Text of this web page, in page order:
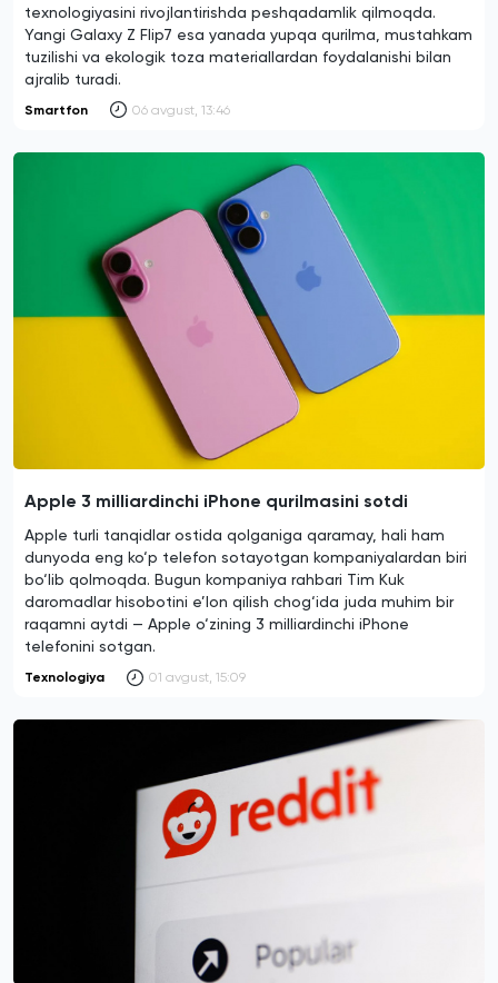
texnologiyasini rivojlantirishda peshqadamlik qilmoqda.
Yangi Galaxy Z Flip7 esa yanada yupqa qurilma, mustahkam
tuzilishi va ekologik toza materiallardan foydalanishi bilan
ajralib turadi.
Smartfon 06 avgust, 13:46
Apple 3 milliardinchi iPhone qurilmasini sotdi
Apple turli tanqidlar ostida qolganiga qaramay, hali ham
dunyoda eng ko‘p telefon sotayotgan kompaniyalardan biri
bo‘lib qolmoqda. Bugun kompaniya rahbari Tim Kuk
daromadlar hisobotini e’lon qilish chog‘ida juda muhim bir
raqamni aytdi — Apple o‘zining 3 milliardinchi iPhone
telefonini sotgan.
Texnologiya 01 avgust, 15:09